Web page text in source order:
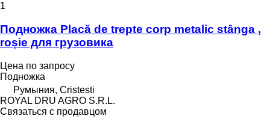
1
Подножка Placă de trepte corp metalic stânga ,
roșie для грузовика
Цена по запросу
Подножка
Румыния, Cristesti
ROYAL DRU AGRO S.R.L.
Связаться с продавцом